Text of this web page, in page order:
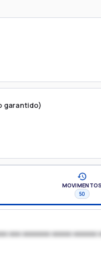
garantido)
MOVIMENTOS
50
xxx xxxxxxx xxxxx xxxxxx